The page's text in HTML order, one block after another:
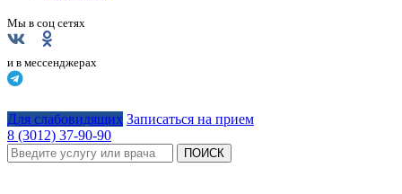
Мы в соц сетях
и в мессенджерах
Для слабовидящих Записаться на прием
8 (3012) 37-90-90
ПОИСК